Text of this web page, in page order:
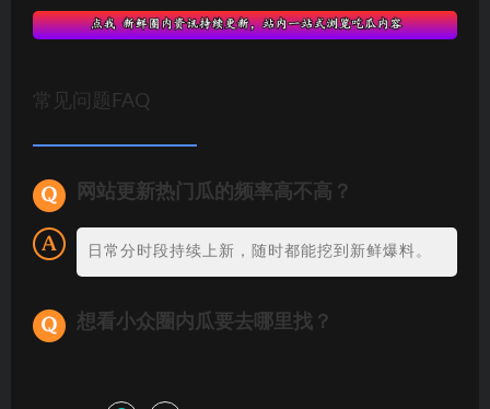
常见问题FAQ
网站更新热门瓜的频率高不高？
日常分时段持续上新，随时都能挖到新鲜爆料。
想看小众圈内瓜要去哪里找？